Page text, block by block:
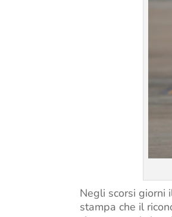
Negli scorsi giorni
stampa che il